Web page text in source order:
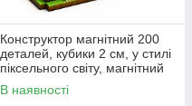
Конструктор магнітний 200
деталей, кубики 2 см, у стилі
піксельного світу, магнітний
набір для дітей 3+, CFK26
В наявності